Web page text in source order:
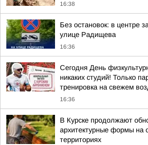
16:38
Без остановок: в центре
улице Радищева
16:36
Сегодня День
никаких студий! Только
тренировка на свежем
16:36
В Курске продолжают
архитектурные формы на
территориях